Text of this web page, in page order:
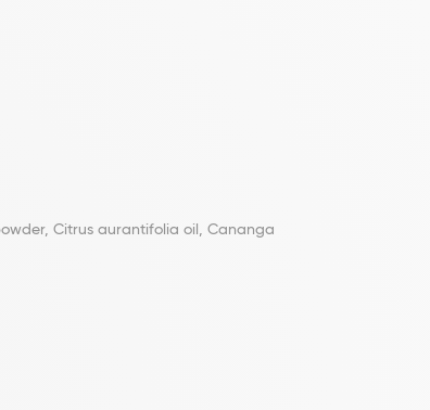
Citrus aurantifolia oil, Cananga